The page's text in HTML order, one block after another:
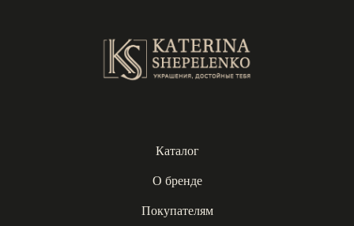
Каталог
О бренде
Покупателям